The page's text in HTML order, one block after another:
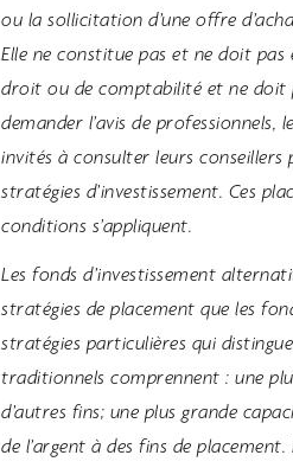
ou la sollicitation d’une offre
Elle ne constitue pas et ne doit
droit ou de comptabilité et ne doit
demander l’avis de professionnels,
invités à consulter leurs conseillers
stratégies d’investissement. Ces
conditions s’appliquent.
Les fonds d’investissement
stratégies de placement que les
stratégies particulières qui
traditionnels comprennent : une
d’autres fins; une plus grande
de l’argent à des fins de